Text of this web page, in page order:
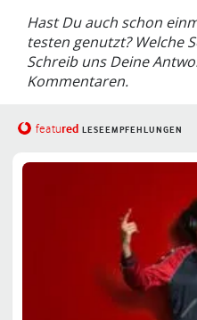
Hast Du auch schon
testen genutzt? Welche
Schreib uns Deine
Kommentaren.
featured LESEEMPFEHLUNGEN